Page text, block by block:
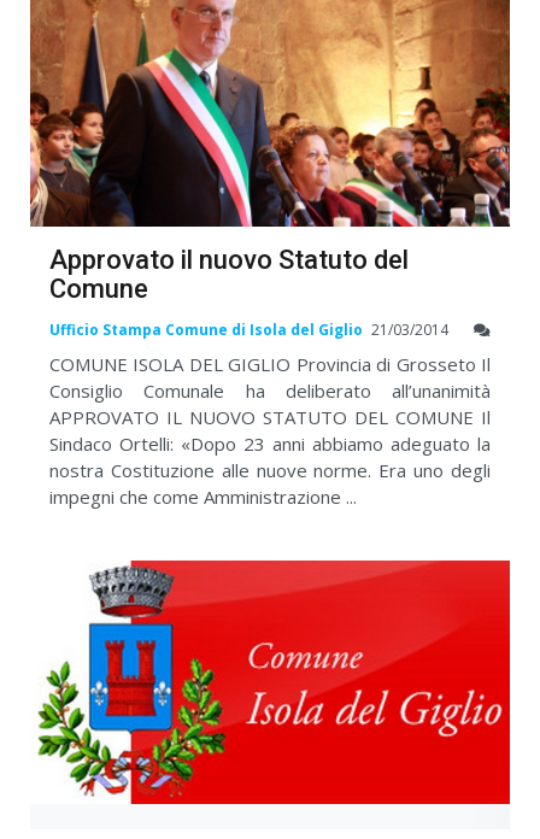
Approvato il nuovo Statuto del
Comune
Ufficio Stampa Comune di Isola del Giglio 21/03/2014
COMUNE ISOLA DEL GIGLIO Provincia di Grosseto Il
Consiglio Comunale ha deliberato all’unanimità
APPROVATO IL NUOVO STATUTO DEL COMUNE Il
Sindaco Ortelli: «Dopo 23 anni abbiamo adeguato la
nostra Costituzione alle nuove norme. Era uno degli
impegni che come Amministrazione ...